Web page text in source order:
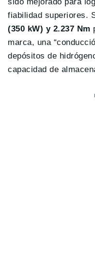
fiabilidad superiores.
(350 kW) y 2.237 Nm
marca, una
depósitos de
capacidad de